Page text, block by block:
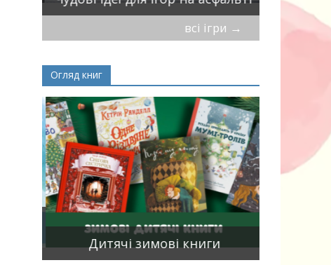
всі ігри →
Огляд книг
Дитячі зимові книги